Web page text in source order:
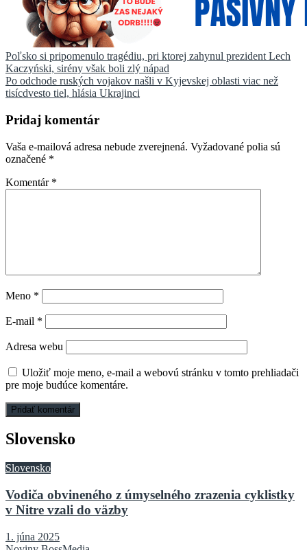
Navigácia
v
článku
Poľsko si pripomenulo tragédiu, pri ktorej zahynul prezident Lech
Kaczyński, sirény však boli zlý nápad
Po odchode ruských vojakov našli v Kyjevskej oblasti viac než
tisícdvesto tiel, hlásia Ukrajinci
Pridaj komentár
Vaša e-mailová adresa nebude zverejnená. Vyžadované polia sú
označené *
Komentár *
Meno *
E-mail *
Adresa webu
Uložiť moje meno, e-mail a webovú stránku v tomto prehliadači
pre moje budúce komentáre.
Slovensko
Slovensko
Vodiča obvineného z úmyselného zrazenia cyklistky
v Nitre vzali do väzby
1. júna 2025